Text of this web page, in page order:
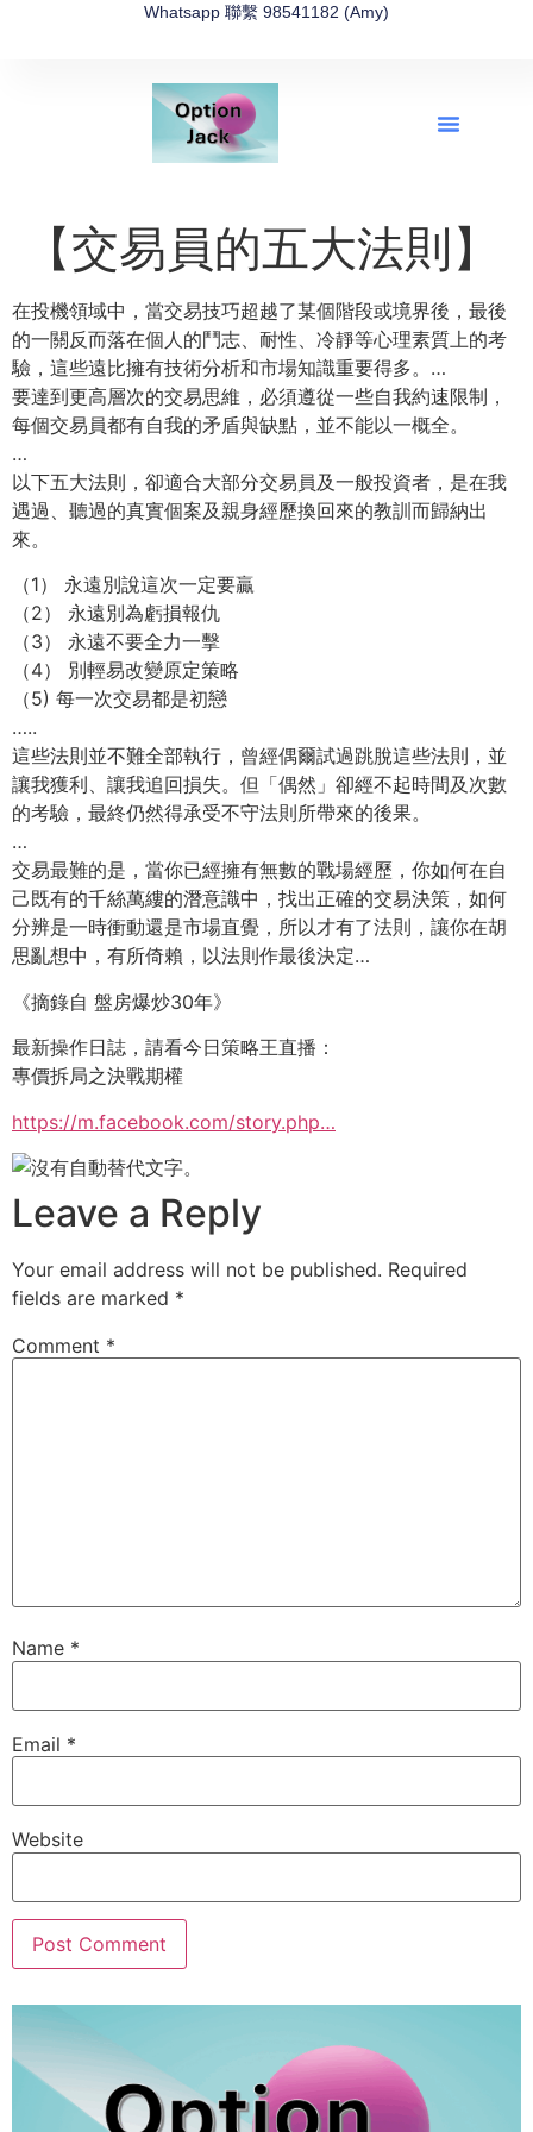
Whatsapp 聯繫 98541182 (Amy)
【交易員的五大法則】
在投機領域中，當交易技巧超越了某個階段或境界後，最後
的一關反而落在個人的鬥志、耐性、冷靜等心理素質上的考
驗，這些遠比擁有技術分析和市場知識重要得多。…
要達到更高層次的交易思維，必須遵從一些自我約速限制，
每個交易員都有自我的矛盾與缺點，並不能以一概全。
…
以下五大法則，卻適合大部分交易員及一般投資者，是在我
遇過、聽過的真實個案及親身經歷換回來的教訓而歸納出
來。
（1） 永遠別說這次一定要贏
（2） 永遠別為虧損報仇
（3） 永遠不要全力一擊
（4） 別輕易改變原定策略
（5) 每一次交易都是初戀
…..
這些法則並不難全部執行，曾經偶爾試過跳脫這些法則，並
讓我獲利、讓我追回損失。但「偶然」卻經不起時間及次數
的考驗，最終仍然得承受不守法則所帶來的後果。
…
交易最難的是，當你已經擁有無數的戰場經歷，你如何在自
己既有的千絲萬縷的潛意識中，找出正確的交易決策，如何
分辨是一時衝動還是市場直覺，所以才有了法則，讓你在胡
思亂想中，有所倚賴，以法則作最後決定…
《摘錄自 盤房爆炒30年》
最新操作日誌，請看今日策略王直播：
專價拆局之決戰期權
https://m.facebook.com/story.php…
Leave a Reply
Your email address will not be published. Required
fields are marked *
Comment *
Name *
Email *
Website